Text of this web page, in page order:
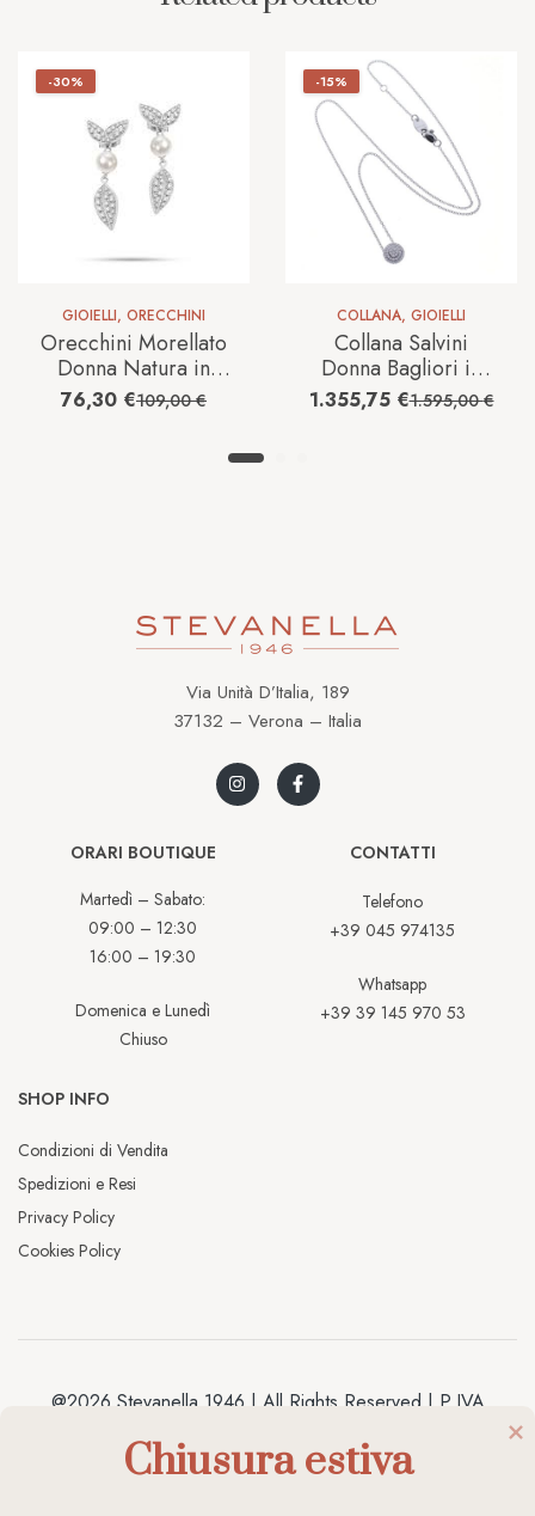
-30%
GIOIELLI, ORECCHINI
Orecchini Morellato
Donna Natura in
Acciaio Perla
SAHL10
109,00€
76,30 €
-15%
COLLANA, GIOIELLI
Collana Salvini
Donna Bagliori in
Oro bianco
Diamante 20089351
1.595,00€
1.355,75 €
Via Unità D’Italia, 189
37132 – Verona – Italia
ORARI BOUTIQUE
Martedì – Sabato:
09:00 – 12:30
16:00 – 19:30
Domenica e Lunedì
Chiuso
CONTATTI
Telefono
+39 045 974135
Whatsapp
+39 39 145 970 53
SHOP INFO
Condizioni di Vendita
Spedizioni e Resi
Privacy Policy
Cookies Policy
@2026 Stevanella 1946 | All Rights Reserved | P.IVA
Chiusura estiva